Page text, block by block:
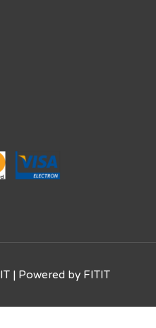
| Powered by FITIT